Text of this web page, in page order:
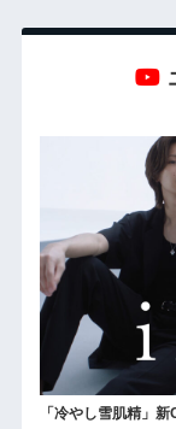
「冷やし雪肌精」